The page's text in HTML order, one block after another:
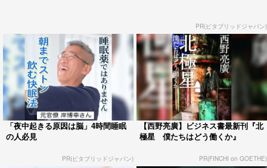
PR(ビタブリッドジャパン)
「夜中起きる原因は脳」4時間睡眠
の人必見
PR(ビタブリッドジャパン)
【西野亮廣】ビジネス書最新刊『北
極星 僕たちはどう働くか』
PR(FINCHI on GOETHE)